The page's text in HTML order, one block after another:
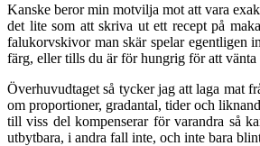
Kanske beror min motvilja mot att vara
det lite som att skriva ut ett recept på
falukorvskivor man skär spelar egentligen
färg, eller tills du är för hungrig för att
Överhuvudtaget så tycker jag att laga mat
om proportioner, gradantal, tider och
till viss del kompenserar för varandra så
utbytbara, i andra fall inte, och inte bara